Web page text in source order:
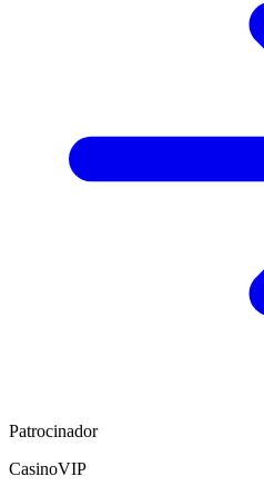
Patrocinador
CasinoVIP